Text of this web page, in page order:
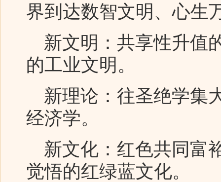
界到达数智文明、心生
新文明：共享性升值
的工业文明。
新理论：往圣绝学集
经济学。
新文化：红色共同富
觉悟的红绿蓝文化。